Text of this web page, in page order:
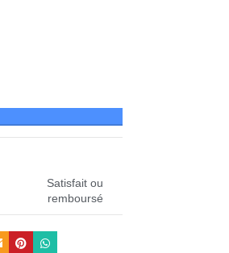
Satisfait ou
remboursé